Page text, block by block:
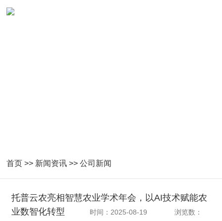
首页 >> 新闻资讯 >>公司新闻
托普云农亮相智慧农业学术年会，以AI技术赋能农
业数智化转型
时间：2025-08-19
浏览数：